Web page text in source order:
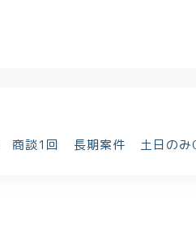
商談1回 長期案件 土日のみ